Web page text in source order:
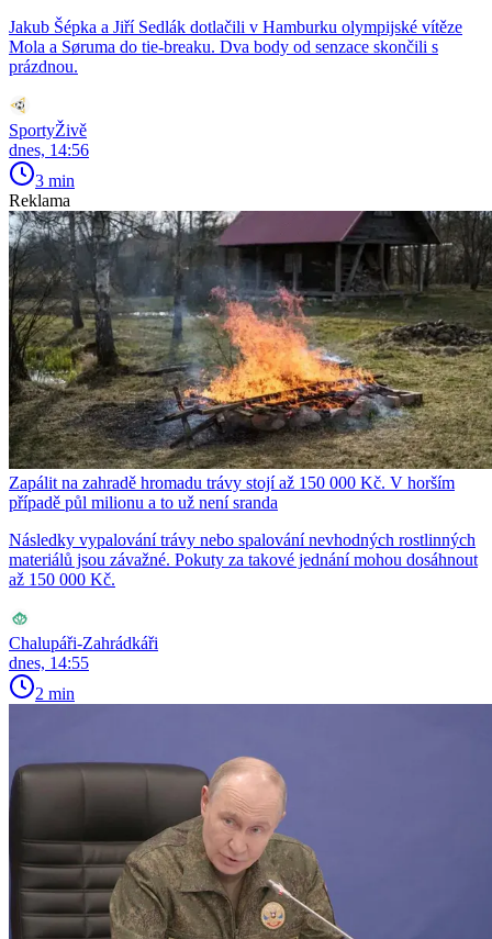
Jakub Šépka a Jiří Sedlák dotlačili v Hamburku olympijské vítěze
Mola a Søruma do tie-breaku. Dva body od senzace skončili s
prázdnou.
SportyŽivě
dnes, 14:56
3 min
Reklama
Zapálit na zahradě hromadu trávy stojí až 150 000 Kč. V horším
případě půl milionu a to už není sranda
Následky vypalování trávy nebo spalování nevhodných rostlinných
materiálů jsou závažné. Pokuty za takové jednání mohou dosáhnout
až 150 000 Kč.
Chalupáři-Zahrádkáři
dnes, 14:55
2 min